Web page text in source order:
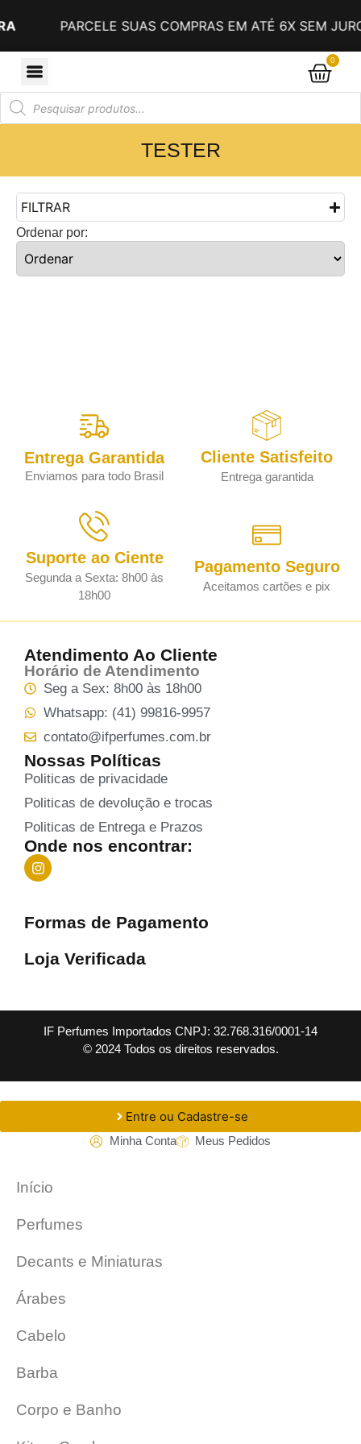
PARCELE SUAS COMPRAS EM ATÉ 6X SEM
0
TESTER
FILTRAR
Ordenar por:
Entrega Garantida
Enviamos para todo Brasil
Cliente Satisfeito
Entrega garantida
Suporte ao Ciente
Segunda a Sexta: 8h00 às
18h00
Pagamento Seguro
Aceitamos cartões e pix
Atendimento Ao Cliente
Horário de Atendimento
Seg a Sex: 8h00 às 18h00
Whatsapp: (41) 99816-9957
contato@ifperfumes.com.br
Nossas Políticas
Politicas de privacidade
Politicas de devolução e trocas
Politicas de Entrega e Prazos
Onde nos encontrar:
Formas de Pagamento
Loja Verificada
IF Perfumes Importados CNPJ: 32.768.316/0001-14
© 2024 Todos os direitos reservados.
Entre ou Cadastre-se
Minha Conta Meus Pedidos
Início
Perfumes
Decants e Miniaturas
Árabes
Cabelo
Barba
Corpo e Banho